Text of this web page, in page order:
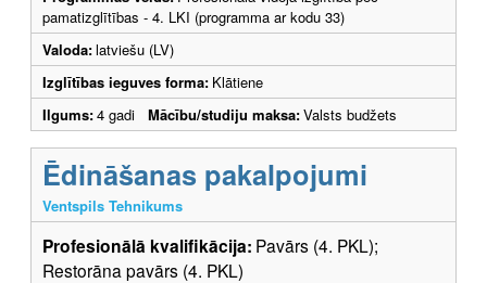
pamatizglītības - 4. LKI (programma ar kodu 33)
Valoda:latviešu (LV)
Izglītības ieguves forma: Klātiene
Ilgums:4 gadi Mācību/studiju maksa:Valsts budžets
Ēdināšanas pakalpojumi
Ventspils Tehnikums
Profesionālā kvalifikācija: Pavārs (4. PKL);
Restorāna pavārs (4. PKL)